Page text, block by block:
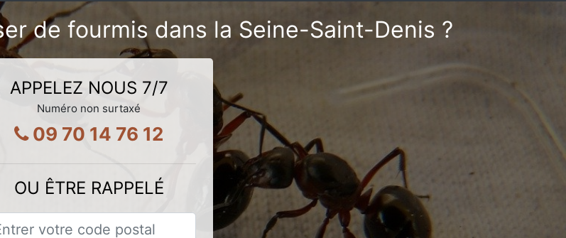
de fourmis dans la Seine-Saint-Denis ?
APPELEZ NOUS 7/7
Numéro non surtaxé
09 70 14 76 12
OU ÊTRE RAPPELÉ